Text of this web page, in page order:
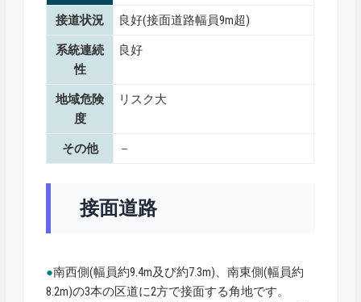
接道状況 良好(接面道路幅員9m超)
系統連続
性
良好
地域危険
度
リスク大
その他 －
接面道路
●南西側(幅員約9.4m及び約7.3m)、南東側(幅員約
8.2m)の3本の区道に2方で接面する角地です。